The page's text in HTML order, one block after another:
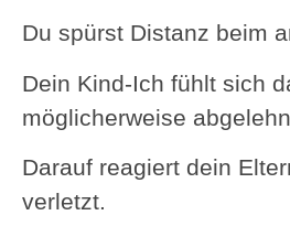
Du spürst Distanz beim
Dein Kind-Ich fühlt sich
möglicherweise
Darauf reagiert dein
verletzt.